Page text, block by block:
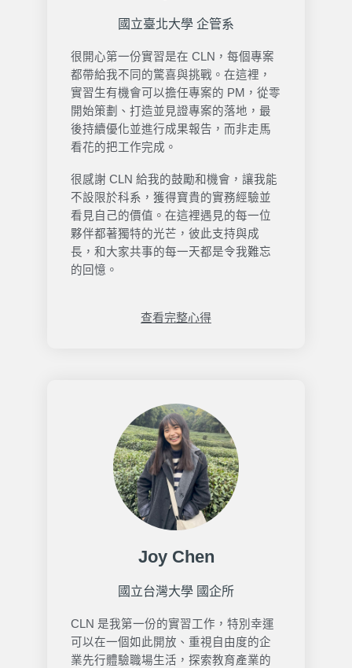
國立臺北大學 企管系
很開心第一份實習是在 CLN ，每個專案
都帶給我不同的驚喜與挑戰。在這裡，
實習生有機會可以擔任專案的 PM ，從零
開始策劃、打造並見證專案的落地，最
後持續優化並進行成果報告，而非走馬
看花的把工作完成。
很感謝 CLN 給我的鼓勵和機會，讓我能
不設限於科系，獲得寶貴的實務經驗並
看見自己的價值。 在這裡遇見的每一位
夥伴都著獨特的光芒，彼此支持與成
長，和大家共事的每一天都是令我難忘
的回憶。
查看完整心得
Joy Chen
國立台灣大學 國企所
CLN 是我第一份的實習工作，特別幸運
可以在一個如此開放、重視自由度的企
業先行體驗職場生活，探索教育產業的